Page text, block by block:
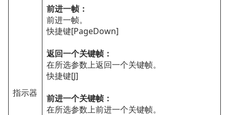
指示器
前进一帧：
前进一帧。
快捷键[PageDown]
返回一个关键帧：
在所选参数上返回一个关键帧。
快捷键[J]
前进一个关键帧：
在所选参数上前进一个关键帧。